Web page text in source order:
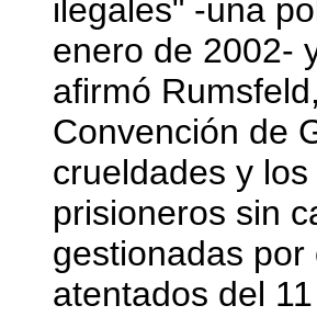
ilegales" -una
enero de 2002-
afirmó
Convención de
crueldades y
prisioneros sin
gestionadas
atentados del